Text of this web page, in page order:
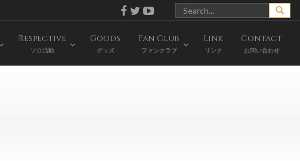
Respective
ソロ活動
Goods
グッズ
Fan Club
ファンクラブ
Link
リンク
Contact
お問い合わせ